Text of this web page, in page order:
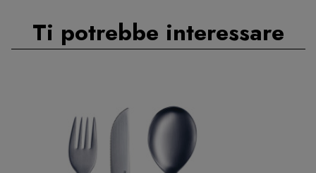
Ti potrebbe interessare